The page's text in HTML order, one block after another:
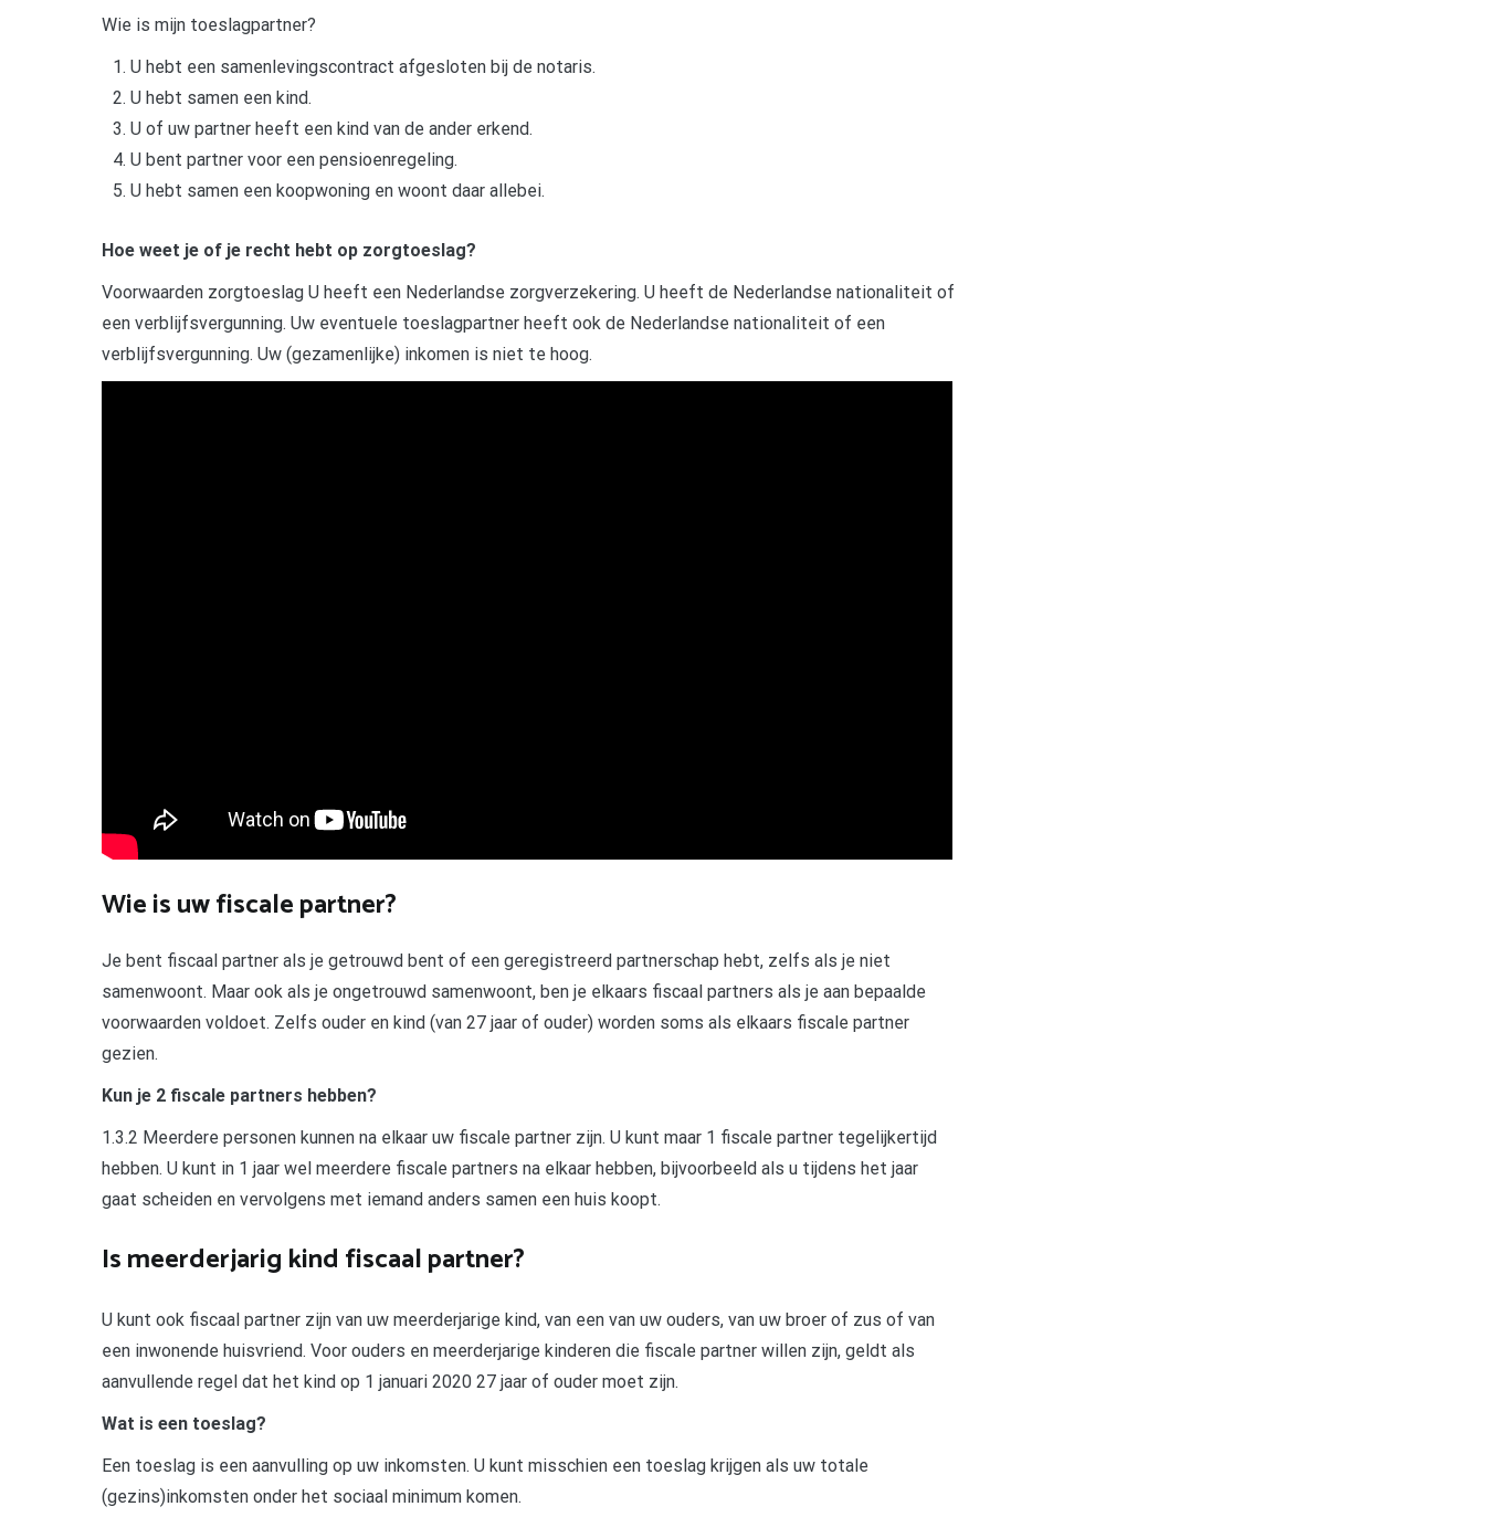
Wie is mijn toeslagpartner?
U hebt een samenlevingscontract afgesloten bij de notaris.
U hebt samen een kind.
U of uw partner heeft een kind van de ander erkend.
U bent partner voor een pensioenregeling.
U hebt samen een koopwoning en woont daar allebei.
Hoe weet je of je recht hebt op zorgtoeslag?
Voorwaarden zorgtoeslag U heeft een Nederlandse zorgverzekering. U heeft de Nederlandse nationaliteit of
een verblijfsvergunning. Uw eventuele toeslagpartner heeft ook de Nederlandse nationaliteit of een
verblijfsvergunning. Uw (gezamenlijke) inkomen is niet te hoog.
Wie is uw fiscale partner?
Je bent fiscaal partner als je getrouwd bent of een geregistreerd partnerschap hebt, zelfs als je niet
samenwoont. Maar ook als je ongetrouwd samenwoont, ben je elkaars fiscaal partners als je aan bepaalde
voorwaarden voldoet. Zelfs ouder en kind (van 27 jaar of ouder) worden soms als elkaars fiscale partner
gezien.
Kun je 2 fiscale partners hebben?
1.3.2 Meerdere personen kunnen na elkaar uw fiscale partner zijn. U kunt maar 1 fiscale partner tegelijkertijd
hebben. U kunt in 1 jaar wel meerdere fiscale partners na elkaar hebben, bijvoorbeeld als u tijdens het jaar
gaat scheiden en vervolgens met iemand anders samen een huis koopt.
Is meerderjarig kind fiscaal partner?
U kunt ook fiscaal partner zijn van uw meerderjarige kind, van een van uw ouders, van uw broer of zus of van
een inwonende huisvriend. Voor ouders en meerderjarige kinderen die fiscale partner willen zijn, geldt als
aanvullende regel dat het kind op 1 januari 2020 27 jaar of ouder moet zijn.
Wat is een toeslag?
Een toeslag is een aanvulling op uw inkomsten. U kunt misschien een toeslag krijgen als uw totale
(gezins)inkomsten onder het sociaal minimum komen.